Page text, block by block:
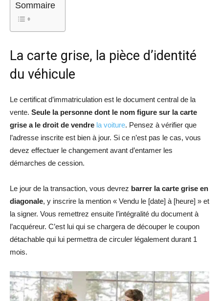
Sommaire
La carte grise, la pièce d’identité
du véhicule
Le certificat d’immatriculation est le document central de la
vente. Seule la personne dont le nom figure sur la carte
grise a le droit de vendre la voiture. Pensez à vérifier que
l’adresse inscrite est bien à jour. Si ce n’est pas le cas, vous
devez effectuer le changement avant d’entamer les
démarches de cession.
Le jour de la transaction, vous devrez barrer la carte grise en
diagonale, y inscrire la mention « Vendu le [date] à [heure] » et
la signer. Vous remettrez ensuite l’intégralité du document à
l’acquéreur. C’est lui qui se chargera de découper le coupon
détachable qui lui permettra de circuler légalement durant 1
mois.